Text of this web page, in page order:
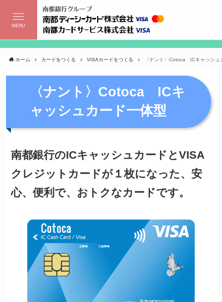
MENU
ホーム カードをつくる VISAカードをつくる 〈ナント〉Cotoca ICキャッシュ
〈ナント〉Cotoca ICキ
ャッシュカード一体型
南都銀行のICキャッシュカードとVISA
クレジットカードが１枚になった、安
心、便利で、おトクなカードです。